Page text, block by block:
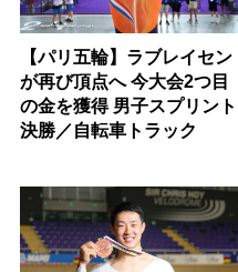
【パリ五輪】ラブレイセン
が再び頂点へ 今大会2つ目
の金を獲得 男子スプリント
決勝／自転車トラック